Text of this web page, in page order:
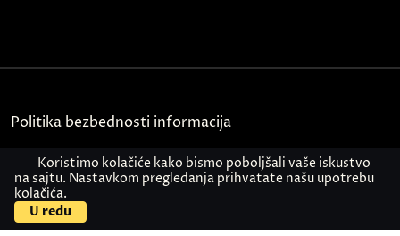
Politika bezbednosti informacija
Kontakt
© Akademija Oxford 2026.
Koristimo kolačiće kako bismo poboljšali vaše iskustvo
na sajtu. Nastavkom pregledanja prihvatate našu upotrebu
kolačića.
U redu